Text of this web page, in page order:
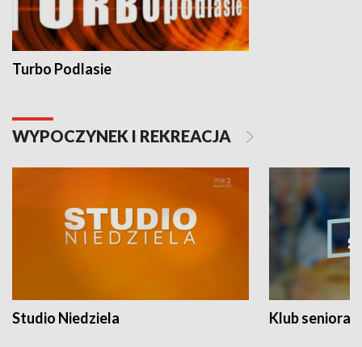
Turbo Podlasie
WYPOCZYNEK I REKREACJA
Studio Niedziela Klub seniora